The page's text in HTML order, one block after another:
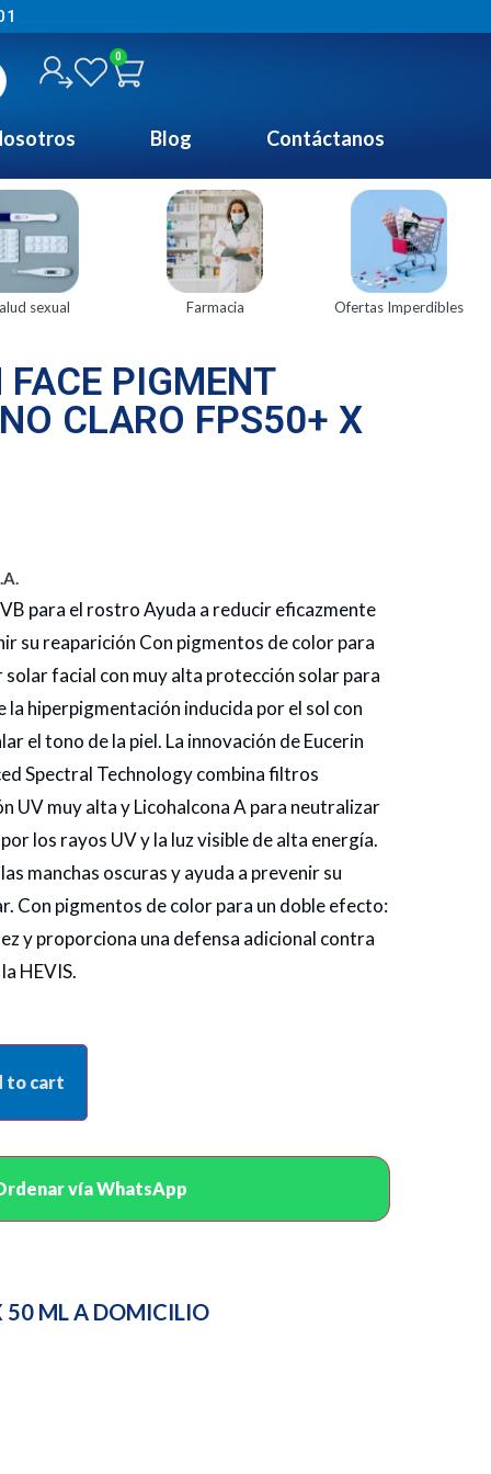
0
Blog Contáctanos
sexual Farmacia Ofertas Imperdibles
FACE PIGMENT
CLARO FPS50+ X
para el rostro Ayuda a reducir eficazmente
su reaparición Con pigmentos de color para
facial con muy alta protección solar para
hiperpigmentación inducida por el sol con
el tono de la piel. La innovación de Eucerin
Spectral Technology combina filtros
UV muy alta y Licohalcona A para neutralizar
los rayos UV y la luz visible de alta energía.
manchas oscuras y ayuda a prevenir su
Con pigmentos de color para un doble efecto:
y proporciona una defensa adicional contra
HEVIS.
to cart
vía WhatsApp
50 ML A DOMICILIO